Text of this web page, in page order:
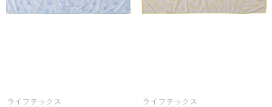
ライフテックス ライフテックス